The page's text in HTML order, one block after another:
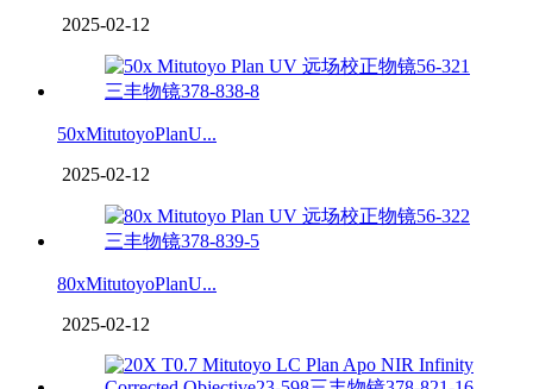
2025-02-12
50xMitutoyoPlanU...
2025-02-12
80xMitutoyoPlanU...
2025-02-12